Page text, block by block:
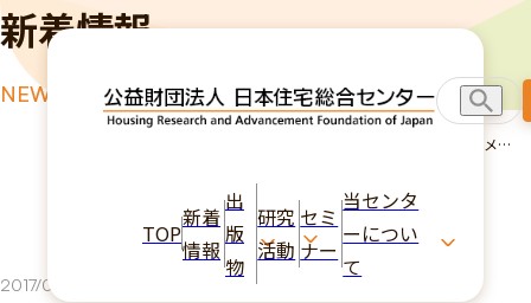
TOP
新着
情報
出
版
物
研究
活動
セミ
ナー
当センタ
ーについ
て
新着情報
NEWS
「日本の住宅政策クロニクル＆データ2017」（メデ
2017/05/29